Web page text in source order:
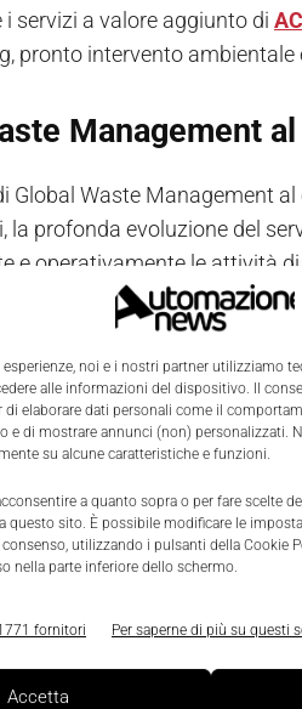
noi e i nostri partner utilizziamo
alle informazioni del dispositivo. Il
di elaborare dati personali come il
e di mostrare annunci (non) personalizzati.
su alcune caratteristiche e funzioni.
a quanto sopra o per fare scelte
questo sito. È possibile modificare le
utilizzando i pulsanti della Cookie
nella parte inferiore dello schermo.
fornitori Per saperne di più su questi
Accetta
servizi a valore aggiunto di
pronto intervento ambientale
Management
Global Waste Management al
la profonda evoluzione del
e operativamente le attività
nella catena del valore
bonifiche,
servizi
Servizi Industriali
le percentuali di
la metafora, potrebbe
al servizio saranno i